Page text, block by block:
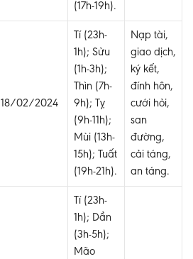
(17h-19h).
18/02/2024
Tí (23h-
1h); Sửu
(1h-3h);
Thìn (7h-
9h); Tỵ
(9h-11h);
Mùi (13h-
15h); Tuất
(19h-21h).
Nạp tài,
giao dịch,
ký kết,
đính hôn,
cưới hỏi,
san
đường,
cải táng,
an táng.
Tí (23h-
1h); Dần
(3h-5h);
Mão